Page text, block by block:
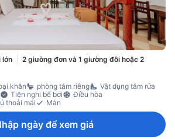
lớn
2 giường đơn và 1 giường đôi hoặc 2
khăn phòng tắm riêng
Vật dụng tắm rửa
Tiện nghi bể bơi
Điều hòa
thoải mái
Màn
ngày để xem giá